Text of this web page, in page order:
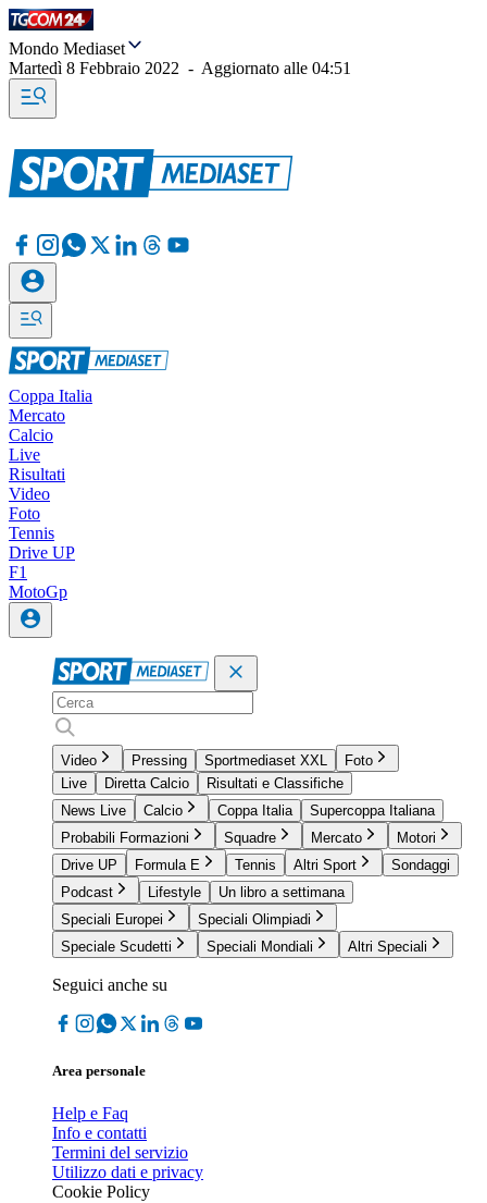
Mondo Mediaset
Martedì 8 Febbraio 2022 - Aggiornato alle 04:51
Coppa Italia
Mercato
Calcio
Live
Risultati
Video
Foto
Tennis
Drive UP
F1
MotoGp
Video Pressing Sportmediaset XXL
Foto
Live
Diretta Calcio
Risultati e Classifiche
News Live
Calcio Coppa Italia
Supercoppa Italiana
Probabili Formazioni
Squadre Mercato
Motori
Drive UP
Formula E Tennis Altri Sport
Sondaggi
Podcast
Lifestyle
Un libro a settimana
Speciali Europei
Speciali Olimpiadi
Speciale Scudetti
Speciali Mondiali Altri Speciali
Seguici anche su
Area personale
Help e Faq
Info e contatti
Termini del servizio
Utilizzo dati e privacy
Cookie Policy